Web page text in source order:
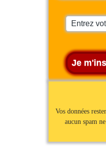
Vos données
aucun spam